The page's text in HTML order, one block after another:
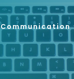
Communication